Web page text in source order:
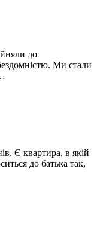
до
Ми стали
Є квартира, в якій
до батька так,